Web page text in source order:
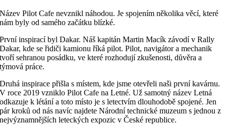
Název Pilot Cafe nevznikl náhodou. Je spojením několika věcí, které
nám byly od samého začátku blízké.
První inspirací byl Dakar. Náš kapitán Martin Macík závodí v Rally
Dakar, kde se řidiči kamionu říká pilot. Pilot, navigátor a mechanik
tvoří sehranou posádku, ve které rozhodují zkušenosti, důvěra a
týmová práce.
Druhá inspirace přišla s místem, kde jsme otevřeli naši první kavárnu.
V roce 2019 vzniklo Pilot Cafe na Letné. Už samotný název Letná
odkazuje k létání a toto místo je s letectvím dlouhodobě spojené. Jen
pár kroků od nás navíc najdete Národní technické muzeum s jednou z
nejvýznamnějších leteckých expozic v České republice.